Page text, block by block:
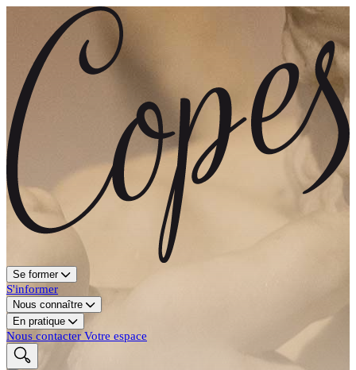
Se former
S'informer
Nous connaître
En pratique
Nous contacter Votre espace